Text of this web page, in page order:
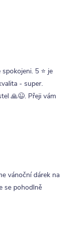
5 ⭐ je
- super.
🙏😉. Přeji vám
vánoční dárek na
se pohodlně